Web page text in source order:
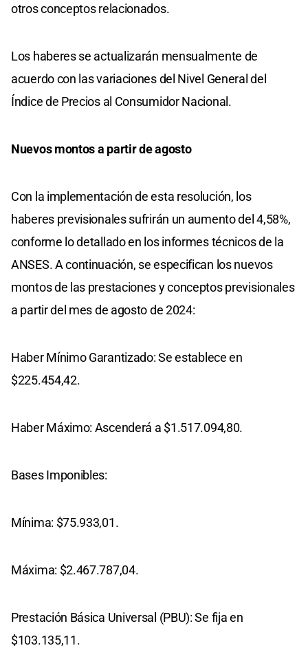
otros conceptos relacionados.
Los haberes se actualizarán mensualmente de
acuerdo con las variaciones del Nivel General del
Índice de Precios al Consumidor Nacional.
Nuevos montos a partir de agosto
Con la implementación de esta resolución, los
haberes previsionales sufrirán un aumento del 4,58%,
conforme lo detallado en los informes técnicos de la
ANSES. A continuación, se especifican los nuevos
montos de las prestaciones y conceptos previsionales
a partir del mes de agosto de 2024:
Haber Mínimo Garantizado: Se establece en
$225.454,42.
Haber Máximo: Ascenderá a $1.517.094,80.
Bases Imponibles:
Mínima: $75.933,01.
Máxima: $2.467.787,04.
Prestación Básica Universal (PBU): Se fija en
$103.135,11.